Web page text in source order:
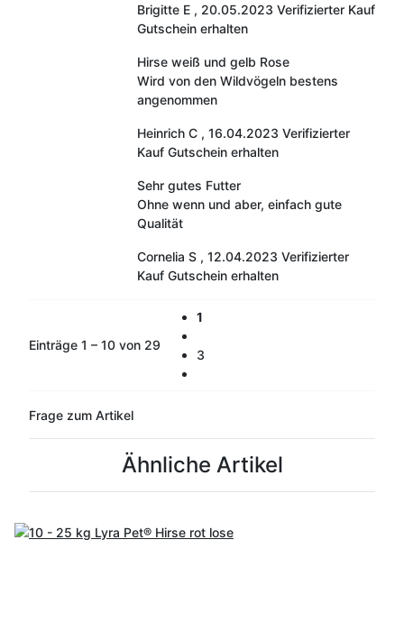
Brigitte E , 20.05.2023 Verifizierter Kauf
Gutschein erhalten
Hirse weiß und gelb Rose
Wird von den Wildvögeln bestens
angenommen
Heinrich C , 16.04.2023 Verifizierter
Kauf Gutschein erhalten
Sehr gutes Futter
Ohne wenn und aber, einfach gute
Qualität
Cornelia S , 12.04.2023 Verifizierter
Kauf Gutschein erhalten
Einträge 1 – 10 von 29
1
3
Frage zum Artikel
Ähnliche Artikel